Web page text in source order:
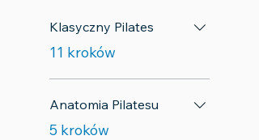
Klasyczny Pilates
.11 kroków
Anatomia Pilatesu
.5 kroków